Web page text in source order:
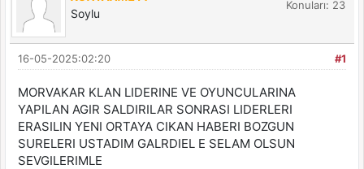
Soylu
Konuları: 23
#1
16-05-2025:02:20
MORVAKAR KLAN LIDERINE VE OYUNCULARINA
YAPILAN AGIR SALDIRILAR SONRASI LIDERLERI
ERASILIN YENI ORTAYA CIKAN HABERI BOZGUN
SURELERI USTADIM GALRDIEL E SELAM OLSUN
SEVGILERIMLE